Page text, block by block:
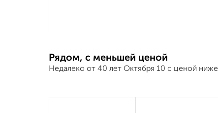
Рядом, с меньшей ценой
Недалеко от 40 лет Октября 10 с ценой ниже